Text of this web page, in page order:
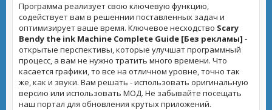
Программа реализует свою ключевую функцию,
содействует вам в решеннии поставленных задач и
оптимизирует ваше время. Ключевое несходство Scary
Bendy the ink Machine Complete Guide [Без рекламы] -
открытые перспективы, которые улучшат программный
процесс, а вам не нужно тратить много времени. Что
касается графики, то все на отличном уровне, точно так
же, как и звуки. Вам решать - использовать оригинальную
версию или использовать МОД. Не забывайте посещать
наш портал для обновления крутых приложений.